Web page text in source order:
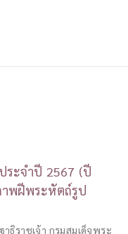
ระจำปี 2567 (ปี
าพฝีพระหัตถ์รูป
ธิราชเจ้า กรมสมเด็จพระ